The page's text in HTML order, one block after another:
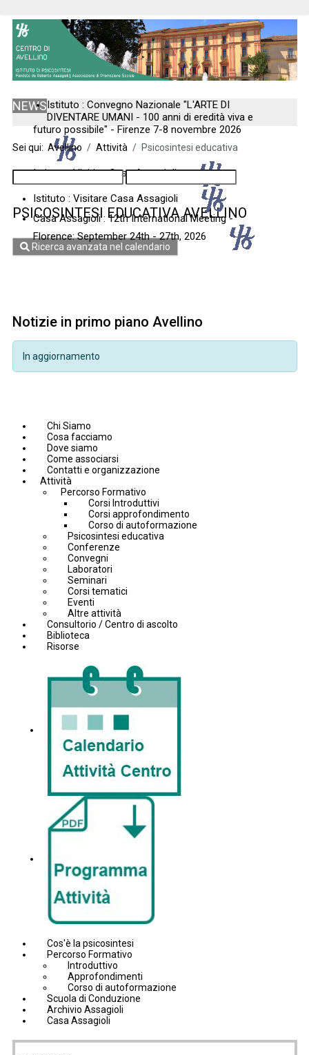
NEWSIstituto : Convegno Nazionale "L'ARTE DI
DIVENTARE UMANI - 100 anni di eredità viva e
futuro possibile" - Firenze 7-8 novembre 2026
Istituto : Visiting Casa Assagioli
Istituto : Visitare Casa Assagioli
Casa Assagioli : 12th International Meeting -
Florence: September 24th - 27th, 2026
Sei qui: Avellino Attività Psicosintesi educativa
PSICOSINTESI EDUCATIVA AVELLINO
Ricerca avanzata nel calendario
Notizie in primo piano Avellino
In aggiornamento
Chi Siamo
Cosa facciamo
Dove siamo
Come associarsi
Contatti e organizzazione
Attività
Percorso Formativo
Corsi Introduttivi
Corsi approfondimento
Corso di autoformazione
Psicosintesi educativa
Conferenze
Convegni
Laboratori
Seminari
Corsi tematici
Eventi
Altre attività
Consultorio / Centro di ascolto
Biblioteca
Risorse
Cos'è la psicosintesi
Percorso Formativo
Introduttivo
Approfondimenti
Corso di autoformazione
Scuola di Conduzione
Archivio Assagioli
Casa Assagioli